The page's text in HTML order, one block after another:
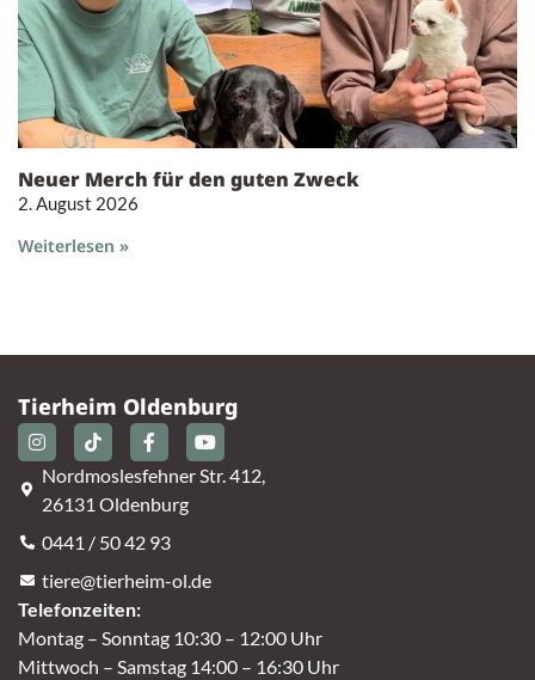
Neuer Merch für den guten Zweck
2. August 2026
Weiterlesen »
Tierheim Oldenburg
Nordmoslesfehner Str. 412,
26131 Oldenburg
0441 / 50 42 93
tiere@tierheim-ol.de
Telefonzeiten:
Montag – Sonntag 10:30 – 12:00 Uhr
Mittwoch – Samstag 14:00 – 16:30 Uhr